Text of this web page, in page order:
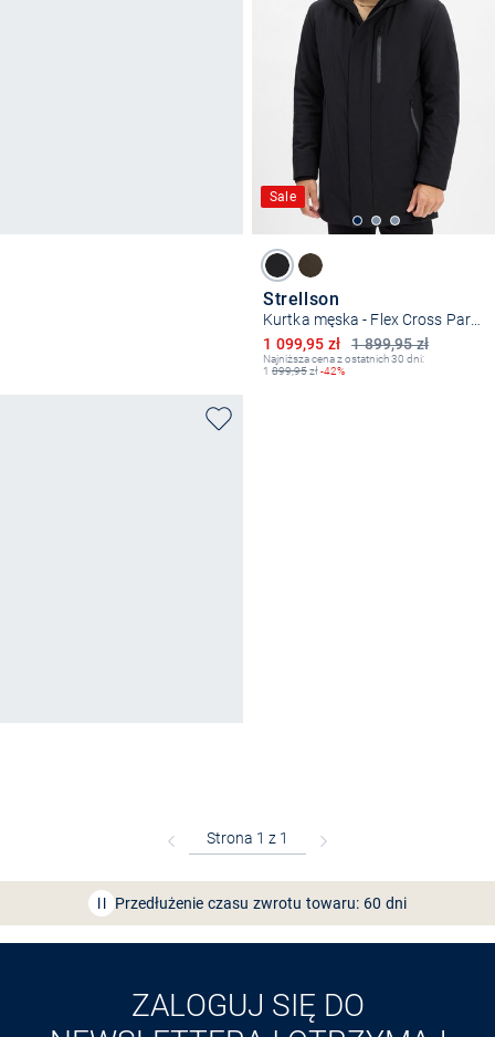
Sale
Strellson
Kurtka męska - Flex Cross Parka
1 899,95 zł
Obniżona cena
1 099,95 zł
Najniższa cena z ostatnich 30 dni:
1 899,95zł-42%
Bezpłatna dostawa z Friends
Przedłużenie czasu zwrotu towaru: 60 dni
Odkryj aplikację VANGRAAF
ZALOGUJ SIĘ DO